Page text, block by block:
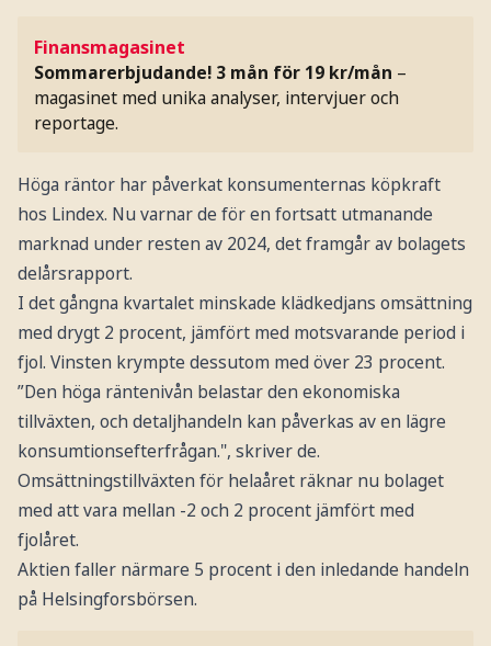
Finansmagasinet
Sommarerbjudande! 3 mån för 19 kr/mån –
magasinet med unika analyser, intervjuer och
reportage.
Höga räntor har påverkat konsumenternas köpkraft
hos Lindex. Nu varnar de för en fortsatt utmanande
marknad under resten av 2024, det framgår av bolagets
delårsrapport.
I det gångna kvartalet minskade klädkedjans omsättning
med drygt 2 procent, jämfört med motsvarande period i
fjol. Vinsten krympte dessutom med över 23 procent.
”Den höga räntenivån belastar den ekonomiska
tillväxten, och detaljhandeln kan påverkas av en lägre
konsumtionsefterfrågan.", skriver de.
Omsättningstillväxten för helaåret räknar nu bolaget
med att vara mellan -2 och 2 procent jämfört med
fjolåret.
Aktien faller närmare 5 procent i den inledande handeln
på Helsingforsbörsen.